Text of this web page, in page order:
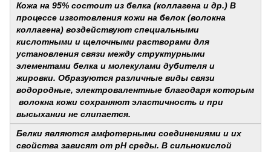
Кожа на 95% состоит из белка (коллагена и др.) В
процессе изготовления кожи на белок (волокна
коллагена) воздействуют специальными
кислотными и щелочными растворами для
установления связи между структурными
элементами белка и молекулами дубителя и
жировки. Образуются различные виды связи
водородные, электровалентные благодаря которым
волокна кожи сохраняют эластичность и при
высыхании не слипается.
Белки являются амфотерными соединениями и их
свойства зависят от pH среды. В сильнокислой